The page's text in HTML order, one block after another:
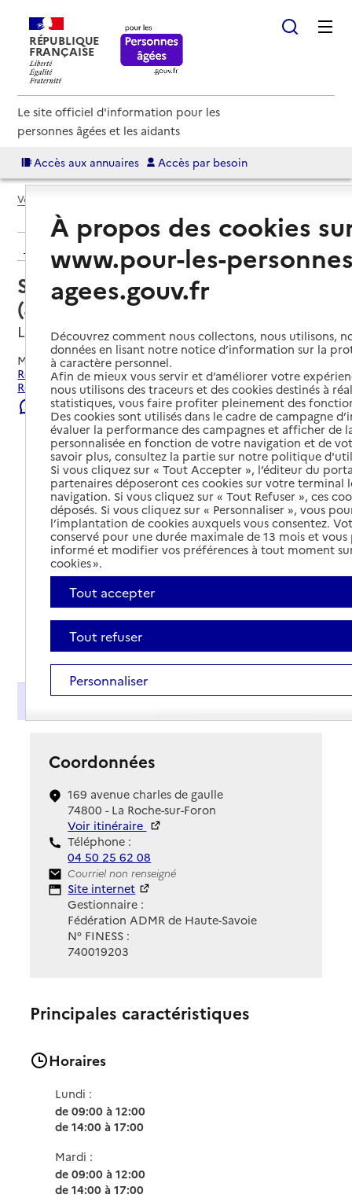
RÉPUBLIQUE
FRANÇAISE
Le site officiel d'information pour les
personnes âgées et les aidants
Accès aux annuaires Accès par besoin
Voir le fil d’Ariane
Retour aux résultats de l'annuaire
Service autonomie à domicile
(aide) – ADMR Pays Rochois
La Roche-sur-Foron, HAUTE-SAVOIE
Mis à jour le23/07/2026
Rechercher les établissements et services autour de La
Roche-sur-Foron.
Signaler une erreur
Présentation
Coordonnées
169 avenue charles de gaulle
74800 - La Roche-sur-Foron
Voir itinéraire
Téléphone :
04 50 25 62 08
Contact
Courriel non renseigné
Site Internet
Site internet
Gestionnaire :
Fédération ADMR de Haute-Savoie
N° FINESS :
740019203
Principales caractéristiques
Horaires
Lundi :
de 09:00 à 12:00
de 14:00 à 17:00
Mardi :
de 09:00 à 12:00
de 14:00 à 17:00
À propos des cookies
www.pour-les-
agees.gouv.fr
Découvrez comment nous collectons, nous utilisons,
données en lisant notre notice d’information sur la
à caractère personnel.
Afin de mieux vous servir et d’améliorer votre
nous utilisons des traceurs et des cookies destinés à
statistiques, vous faire profiter pleinement des
Des cookies sont utilisés dans le cadre de campagne
évaluer la performance des campagnes et afficher de
personnalisée en fonction de votre navigation et de
savoir plus, consultez la partie sur notre politique
Si vous cliquez sur « Tout Accepter », l’éditeur du
partenaires déposeront ces cookies sur votre terminal
navigation. Si vous cliquez sur « Tout Refuser », ces
déposés. Si vous cliquez sur « Personnaliser », vous
l’implantation de cookies auxquels vous consentez.
conservé pour une durée maximale de 13 mois et
informé et modifier vos préférences à tout moment
cookies ».
Tout accepter
Tout refuser
Personnaliser